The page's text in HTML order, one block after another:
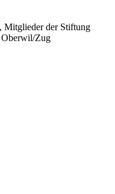
Mitglieder der Stiftung
Oberwil/Zug